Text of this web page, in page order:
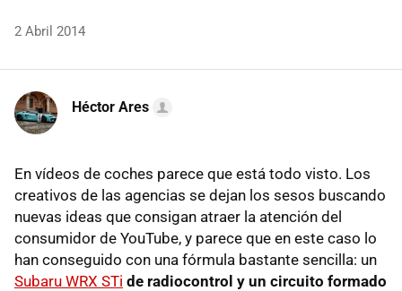
2 Abril 2014
Héctor Ares
En vídeos de coches parece que está todo visto. Los
creativos de las agencias se dejan los sesos buscando
nuevas ideas que consigan atraer la atención del
consumidor de YouTube, y parece que en este caso lo
han conseguido con una fórmula bastante sencilla: un
Subaru WRX STi de radiocontrol y un circuito formado